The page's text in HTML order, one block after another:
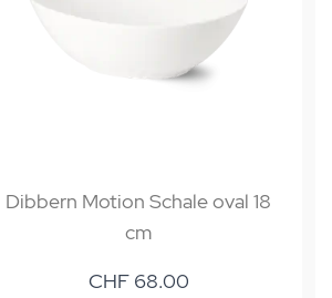
Dibbern Motion Schale oval 18
cm
CHF 68.00